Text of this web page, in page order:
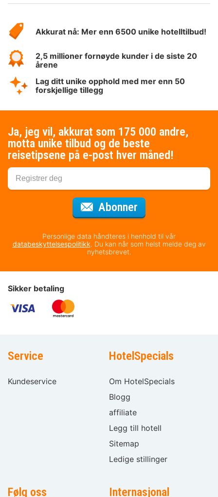
Hotelspecials
Akkurat nå: Mer enn 6500 unike hotelltilbud!
2,5 millioner fornøyde kunder i de siste 20
årene
Lag ditt unike opphold med mer enn 50
forskjellige tillegg
Ja, jeg vil, akkurat som 175 000 andre,
motta unike tilbud og de beste
reisetipsene på e-post hver måned!
Abonner
Personlige data håndteres i henhold til vår
databeskyttelsespolitikk. Du kan når som helst melde deg av
nyhetsbrevet.
Sikker betaling
Service
Kundeservice
HotelSpecials
Om HotelSpecials
Blogg
affiliate
Legg till hotell
Sitemap
Ledige stillinger
Følg oss Internasjonal